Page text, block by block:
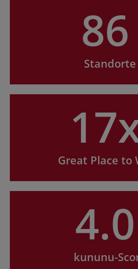
86
Standorte
Great Place to
4.0
kununu-